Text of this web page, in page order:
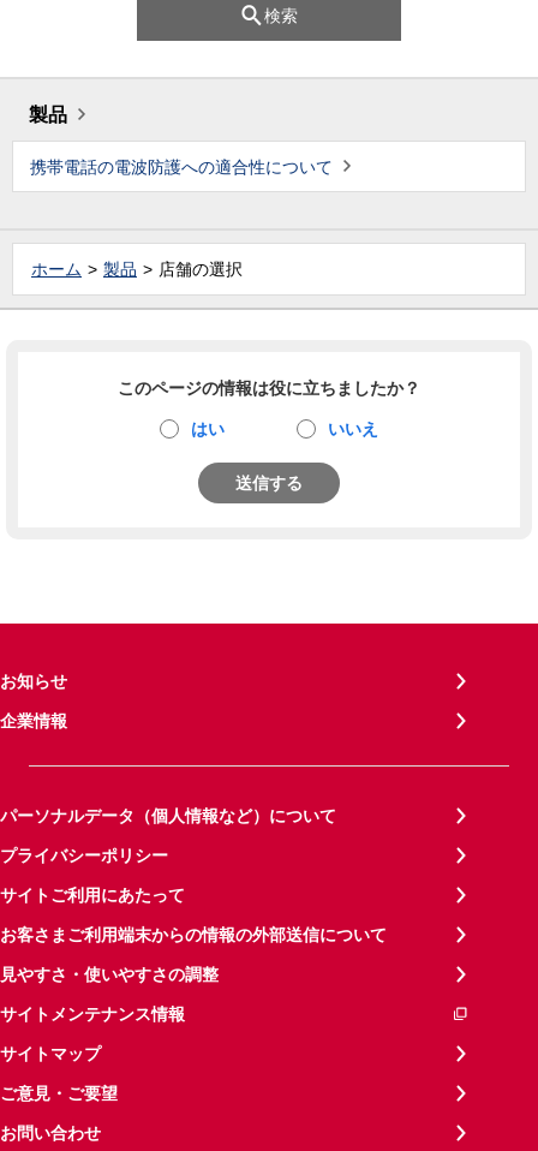
検索
製品
携帯電話の電波防護への適合性について
ホーム 製品 店舗の選択
このページの情報は役に立ちましたか？
はい いいえ
送信する
お知らせ
企業情報
パーソナルデータ（個人情報など）について
プライバシーポリシー
サイトご利用にあたって
お客さまご利用端末からの情報の外部送信について
見やすさ・使いやすさの調整
サイトメンテナンス情報
サイトマップ
ご意見・ご要望
お問い合わせ